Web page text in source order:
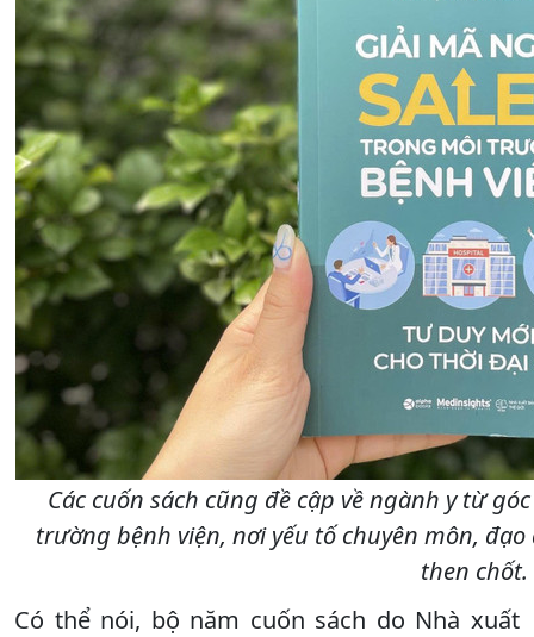
Các cuốn sách cũng đề cập về ngành y từ
trường bệnh viện, nơi yếu tố chuyên môn,
then chốt.
Có thể nói, bộ năm cuốn sách do Nhà xuất